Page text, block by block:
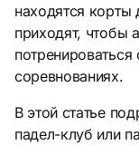
находятся корты
приходят, чтобы
соревнованиях.
В этой статье
падел-клуб или